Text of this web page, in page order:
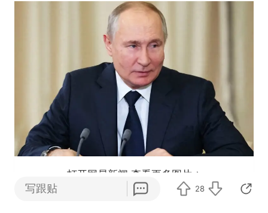
打开网易新闻 查看更多图片
写跟贴 28